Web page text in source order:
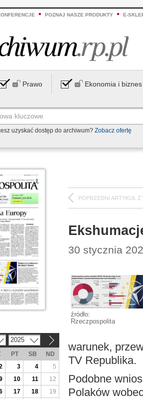
POZNAJ NASZE PRODUKTY E-
Prawo Ekonomia i biznes
uzyskać dostęp do archiwum? Zobacz ofertę
POPRZEDNI ARTYKUŁ Z
30 stycznia
źródło:
Rzeczpospolita
warunek,
TV Republika.
Podobne
Polaków
2025
PT SB
ND
3 4
5
10 11
12
17 18
19